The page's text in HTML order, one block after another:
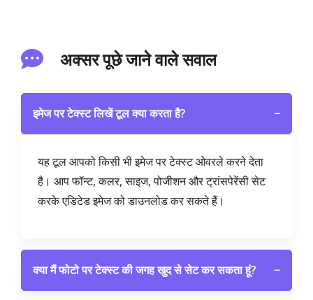
अक्सर पूछे जाने वाले सवाल
इमेज पर टेक्स्ट लिखें टूल क्या करता है? −
यह टूल आपको किसी भी इमेज पर टेक्स्ट ओवरले करने देता
है। आप फॉन्ट, कलर, साइज, पोजीशन और ट्रांसपेरेंसी सेट
करके एडिटेड इमेज को डाउनलोड कर सकते हैं।
क्या मैं फोटो पर टेक्स्ट की जगह खुद से सेट कर सकता हूं? −